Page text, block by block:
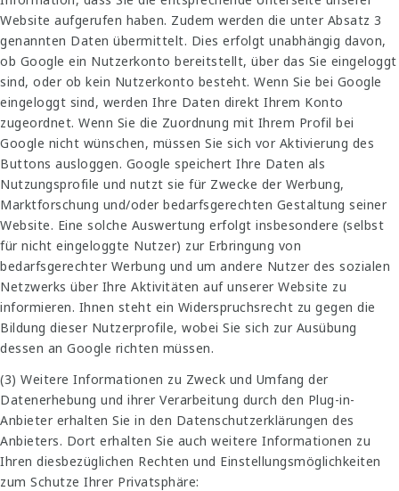
Website aufgerufen haben. Zudem werden die unter Absatz 3
genannten Daten übermittelt. Dies erfolgt unabhängig davon,
ob Google ein Nutzerkonto bereitstellt, über das Sie eingeloggt
sind, oder ob kein Nutzerkonto besteht. Wenn Sie bei Google
eingeloggt sind, werden Ihre Daten direkt Ihrem Konto
zugeordnet. Wenn Sie die Zuordnung mit Ihrem Profil bei
Google nicht wünschen, müssen Sie sich vor Aktivierung des
Buttons ausloggen. Google speichert Ihre Daten als
Nutzungsprofile und nutzt sie für Zwecke der Werbung,
Marktforschung und/oder bedarfsgerechten Gestaltung seiner
Website. Eine solche Auswertung erfolgt insbesondere (selbst
für nicht eingeloggte Nutzer) zur Erbringung von
bedarfsgerechter Werbung und um andere Nutzer des sozialen
Netzwerks über Ihre Aktivitäten auf unserer Website zu
informieren. Ihnen steht ein Widerspruchsrecht zu gegen die
Bildung dieser Nutzerprofile, wobei Sie sich zur Ausübung
dessen an Google richten müssen.
(3) Weitere Informationen zu Zweck und Umfang der
Datenerhebung und ihrer Verarbeitung durch den Plug-in-
Anbieter erhalten Sie in den Datenschutzerklärungen des
Anbieters. Dort erhalten Sie auch weitere Informationen zu
Ihren diesbezüglichen Rechten und Einstellungsmöglichkeiten
zum Schutze Ihrer Privatsphäre: